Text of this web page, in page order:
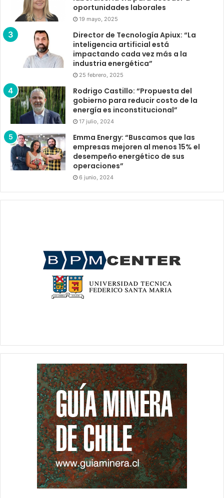
oportunidades laborales
19 mayo, 2025
Director de Tecnología Apiux: “La
inteligencia artificial está
impactando cada vez más a la
industria energética”
25 febrero, 2025
Rodrigo Castillo: “Propuesta del
gobierno para reducir costo de la
energía es inconstitucional”
17 julio, 2024
Emma Energy: “Buscamos que las
empresas mejoren al menos 15% el
desempeño energético de sus
operaciones”
6 junio, 2024